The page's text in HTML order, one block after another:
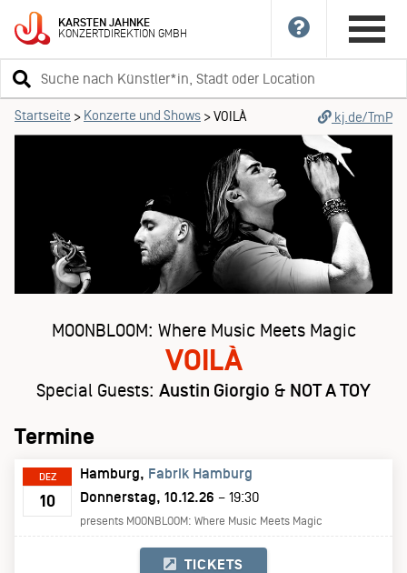
KARSTENJAHNKE
KONZERTDIREKTIONGMBH
Suchbegriff
eingeben
Startseite > Konzerte und Shows >VOILÀ kj.de/TmP
MOONBLOOM: Where Music Meets Magic
VOILÀ
Special Guests: Austin Giorgio & NOT A TOY
Termine
DEZ
10
Hamburg
Fabrik Hamburg
Donnerstag, 10.12.26 – 19:30
presents MOONBLOOM: Where Music Meets Magic
TICKETS